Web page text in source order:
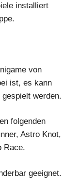
installiert
von
ist, es kann
werden.
folgenden
Astro Knot,
Race.
geeignet.